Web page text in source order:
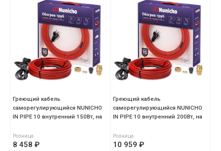
Греющий кабель
саморегулирующийся NUNICHO
IN PIPE 10 внутренний 150Вт, на
Розница
8 458 ₽
Греющий кабель
саморегулирующийся NUNICHO
IN PIPE 10 внутренний 200Вт, на
Розница
10 959 ₽